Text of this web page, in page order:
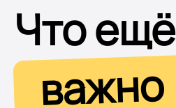
Что ещё
важно